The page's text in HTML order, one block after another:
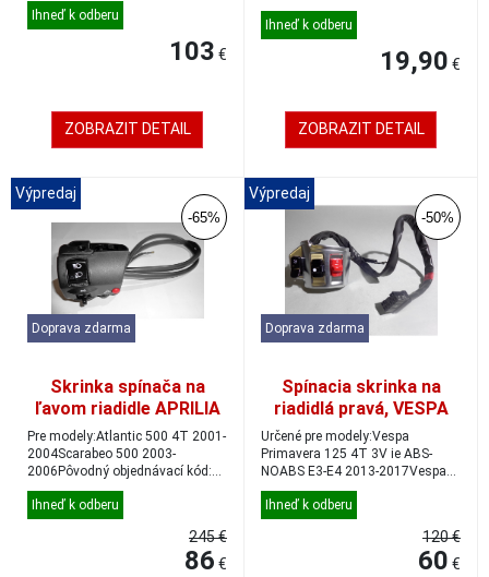
Ihneď k odberu
103 €
ZOBRAZIT DETAIL
Piaggio SFER...
Ihneď k odberu
19,90 €
ZOBRAZIT DETAIL
Výpredaj
-65%
Doprava zdarma
Skrinka spínača na
ľavom riadidle APRILIA
ATLANTIC, SCARABEO
500
Pre modely:Atlantic 500 4T 2001-
2004Scarabeo 500 2003-
2006Pôvodný objednávací kód:
AP8127100
Ihneď k odberu
245 €
86 €
Výpredaj
-50%
Doprava zdarma
Spínacia skrinka na
riadidlá pravá, VESPA
Primavera/Sprint
Určené pre modely:Vespa
Primavera 125 4T 3V ie ABS-
NOABS E3-E4 2013-2017Vespa
Primavera 125 4T 3V ig...
Ihneď k odberu
120 €
60 €